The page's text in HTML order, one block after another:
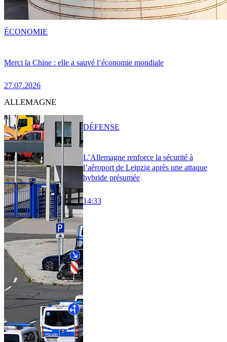
Merci la Chine : elle a sauvé l’économie mondiale
27.07.2026
ÉCONOMIE
ALLEMAGNE
L’Allemagne renforce la sécurité à
l’aéroport de Leipzig après une attaque
hybride présumée
14:33
DÉFENSE